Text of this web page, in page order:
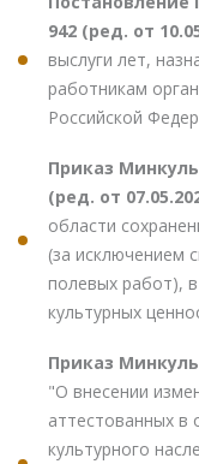
942 (ред. от
выслуги лет,
работникам
Российской
Приказ
(ред. от
области
(за исключением
полевых работ),
культурных
Приказ
"О внесении
аттестованных в
культурного